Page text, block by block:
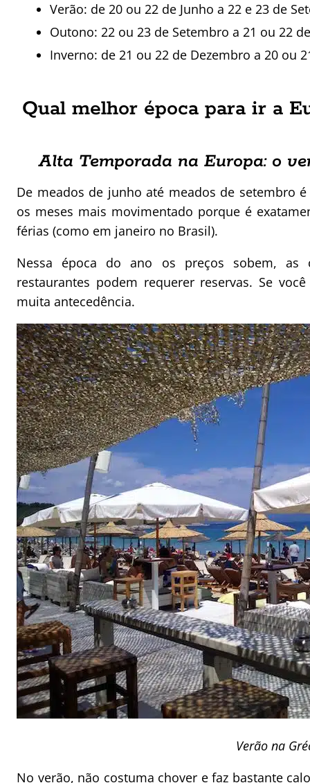
Verão: de 20 ou 22 de Junho a 22 e 23 de
Outono: 22 ou 23 de Setembro a 21 ou 22
Inverno: de 21 ou 22 de Dezembro a 20 ou
Qual melhor época para ir a
Alta Temporada na Europa: o
De meados de junho até meados de setembro
os meses mais movimentado porque é
férias (como em janeiro no Brasil).
Nessa época do ano os preços sobem, as
restaurantes podem requerer reservas. Se
muita antecedência.
Verão na
No verão, não costuma chover e faz bastante